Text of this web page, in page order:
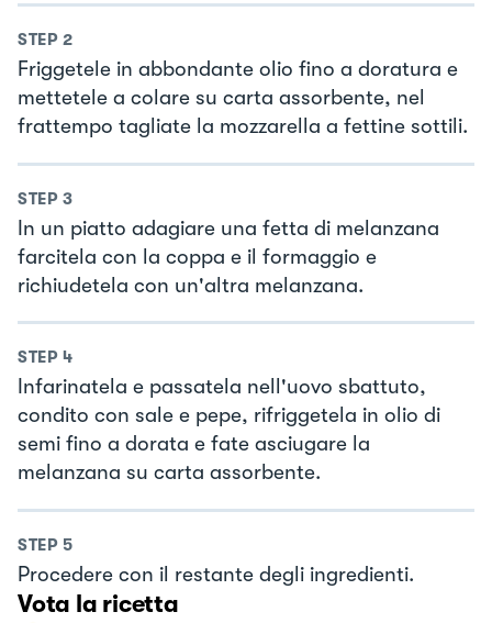
STEP 2
Friggetele in abbondante olio fino a doratura e
mettetele a colare su carta assorbente, nel
frattempo tagliate la mozzarella a fettine sottili.
STEP 3
In un piatto adagiare una fetta di melanzana
farcitela con la coppa e il formaggio e
richiudetela con un'altra melanzana.
STEP 4
Infarinatela e passatela nell'uovo sbattuto,
condito con sale e pepe, rifriggetela in olio di
semi fino a dorata e fate asciugare la
melanzana su carta assorbente.
STEP 5
Procedere con il restante degli ingredienti.
Vota la ricetta